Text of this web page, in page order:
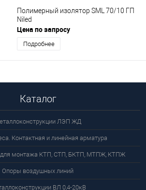
Полимерный изолятор SML 70/10 ГП
Niled
Цена по запросу
Подробнее
Каталог
ЛЭП ЖД
Контактная и линейная арматура
монтажа КТП, СТП, БКТП, МТПЖ, КТПЖ
Опоры воздушных линий
ВЛ 0,4-20кВ